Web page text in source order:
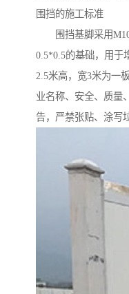
围挡的施工标准
围挡基脚采用M10
0.5*0.5的基础，用于
2.5米高，宽3米为一
业名称、安全、质量
告，严禁张贴、涂写